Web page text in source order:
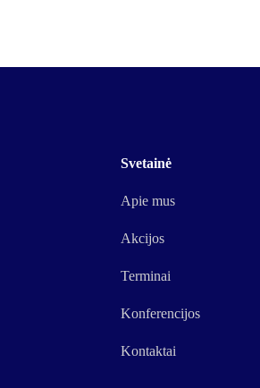
Svetainė
Apie mus
Akcijos
Terminai
Konferencijos
Kontaktai